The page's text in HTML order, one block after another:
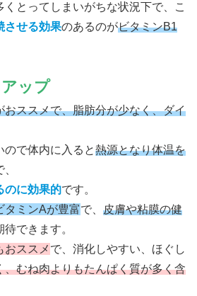
くとってしまいがちな状況下で、こ
させる効果のあるのがビタミンB1
ップ
おススメで、脂肪分が少なく、ダイ
ので体内に入ると熱源となり体温を
のに効果的です。
タミンAが豊富で、 皮膚や粘膜の健
待できます。
おススメ で、消化しやすい、ほぐし
、むね肉よりもたんぱく質が多く含